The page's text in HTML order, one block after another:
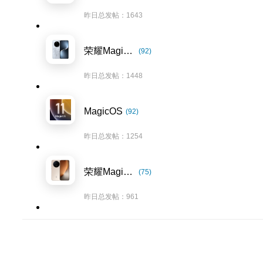
昨日总发帖：1643
荣耀Magic7系列 (92)
昨日总发帖：1448
MagicOS (92)
昨日总发帖：1254
荣耀Magic8系列 (75)
昨日总发帖：961